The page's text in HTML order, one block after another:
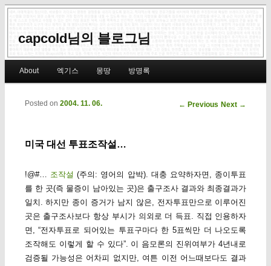
capcold님의 블로그님
Skip to primary content
Skip to secondary content
About 엑기스 몽땅 방명록
Post navigation
← Previous Next →
미국 대선 투표조작설…
Posted on 2004. 11. 06.
!@#… 조작설 (주의: 영어의 압박). 대충 요약하자면, 종이투표
를 한 곳(즉 물증이 남아있는 곳)은 출구조사 결과와 최종결과가
일치. 하지만 종이 증거가 남지 않은, 전자투표만으로 이루어진
곳은 출구조사보다 항상 부시가 의외로 더 득표. 직접 인용하자
면, “전자투표로 되어있는 투표구마다 한 5표씩만 더 나오도록
조작해도 이렇게 할 수 있다”. 이 음모론의 진위여부가 4년내로
검증될 가능성은 어차피 없지만, 여튼 이전 어느때보다도 결과